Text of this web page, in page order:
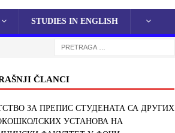
STUDIES IN ENGLISH
ČLANCI
ЗА ПРЕПИС СТУДЕНАТА СА ДРУГИХ
УСТАНОВА НА